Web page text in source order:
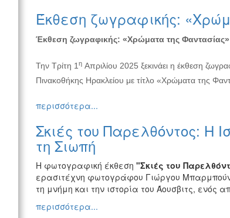
Έκθεση ζωγραφικής:
Έκθεση ζωγραφικής: «Χρώματα της
Την Τρίτη 1 ηΑπριλίου 2025 ξεκινάει η έκθεση
Πινακοθήκης Ηρακλείου με τίτλο «Χρώματα της
περισσότερα...
Σκιές του Παρελθόντος: Η
τη Σιωπή
Η φωτογραφική έκθεση "Σκιές του
ερασιτέχνη φωτογράφου Γιώργου
τη μνήμη και την ιστορία του Άουσβιτς, ενός
περισσότερα...